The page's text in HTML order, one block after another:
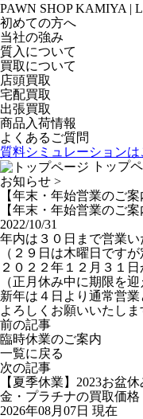
PAWN SHOP KAMIYA |
初めての方へ
当社の強み
質入について
買取について
店頭買取
宅配買取
出張買取
商品入荷情報
よくあるご質問
質料シミュレーションは
トップ
お知らせ >
【年末・年始営業のご
【年末・年始営業のご
2022/10/31
年内は３０日まで営業い
（２９日は木曜日です
２０２２年１２月３１
（正月休み中に期限を
新年は４日より通常営業
よろしくお願いいたしま
前の記事
臨時休業のご案内
一覧に戻る
次の記事
【夏季休業】2023お盆
金・プラチナの買取価格
2026年08月07日 現在